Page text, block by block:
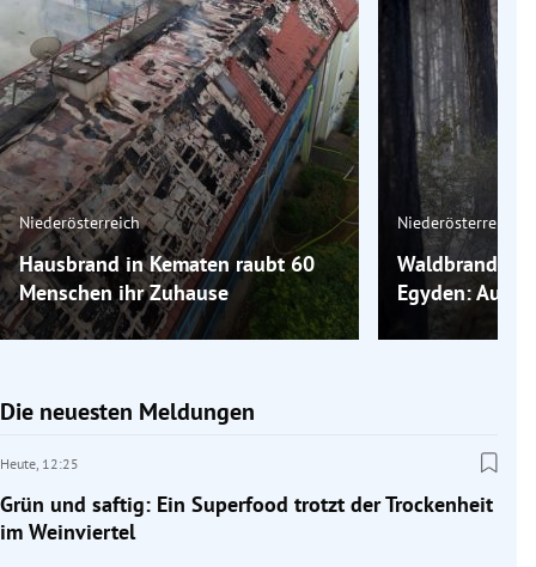
Niederösterreich
Hausbrand in Kematen raubt 60
Menschen ihr Zuhause
Niederösterreich
Waldbrand in
Egyden:
Die neuesten Meldungen
Heute, 12:25
Grün und saftig: Ein Superfood trotzt der Trockenheit
im Weinviertel